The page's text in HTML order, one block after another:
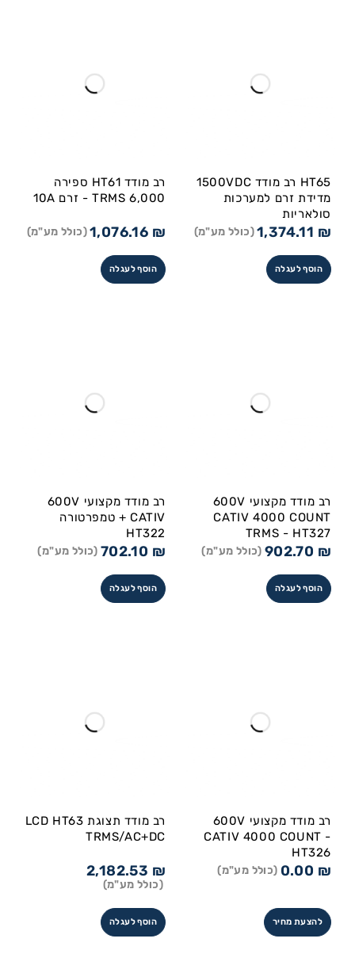
HT65 רב מודד 1500VDC
מדידת זרם למערכות
סולאריות
1,374.11 ₪ (כולל מע"מ)
הוסף לעגלה
רב מודד HT61 ספירה
6,000 TRMS - זרם 10A
1,076.16 ₪ (כולל מע"מ)
הוסף לעגלה
רב מודד מקצועי 600V
CATIV 4000 COUNT
TRMS - HT327
902.70 ₪ (כולל מע"מ)
הוסף לעגלה
רב מודד מקצועי 600V
CATIV + טמפרטורה
HT322
702.10 ₪ (כולל מע"מ)
הוסף לעגלה
רב מודד מקצועי 600V
CATIV 4000 COUNT -
HT326
0.00 ₪ (כולל מע"מ)
להצעת מחיר
רב מודד תצוגת LCD HT63
TRMS/AC+DC
2,182.53 ₪
(כולל מע"מ)
הוסף לעגלה